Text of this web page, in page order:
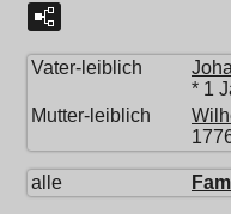
Vater-leiblich
* 1
Mutter-leiblich
alle